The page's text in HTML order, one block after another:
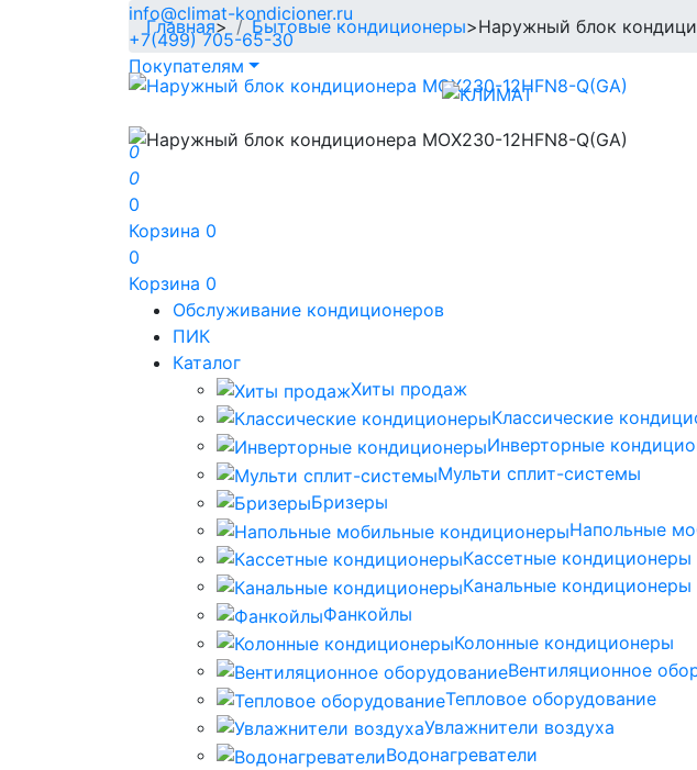
info@climat-kondicioner.ru
+7(499) 705-65-30
Покупателям
0
0
0
Корзина 0
0
Корзина 0
Обслуживание кондиционеров
ПИК
Каталог
Хиты продаж
Классические
Инверторные
Мульти сплит-системы
Бризеры
Напольные
Кассетные кондиционеры
Канальные кондиционеры
Фанкойлы
Колонные кондиционеры
Вентиляционное
Тепловое оборудование
Увлажнители воздуха
Водонагреватели
Главная> Бытовые кондиционеры>Наружный блок